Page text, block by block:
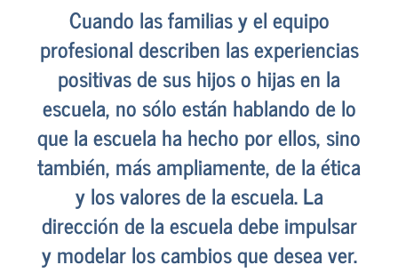
Cuando las familias y el equipo
profesional describen las experiencias
positivas de sus hijos o hijas en la
escuela, no sólo están hablando de lo
que la escuela ha hecho por ellos, sino
también, más ampliamente, de la ética
y los valores de la escuela. La
dirección de la escuela debe impulsar
y modelar los cambios que desea ver.